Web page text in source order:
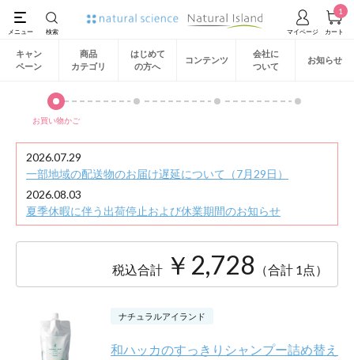
1
キャン
ペーン
商品
カテゴリ
はじめて
の方へ
コンテンツ
会社に
ついて
お知らせ
お買い物かご
2026.07.29
一部地域の配送物のお届け遅延について（7月29日）
2026.08.03
夏季休暇に伴う出荷停止および休業期間のお知らせ
税込合計 ￥2,728 （合計 1点）
ナチュラルアイランド
和ハッカのすっきりシャンプー詰め替え